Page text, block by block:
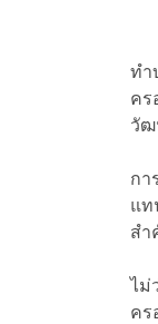
ทำ
คร
วัฒ
กา
แท
สำ
ไม่
คร